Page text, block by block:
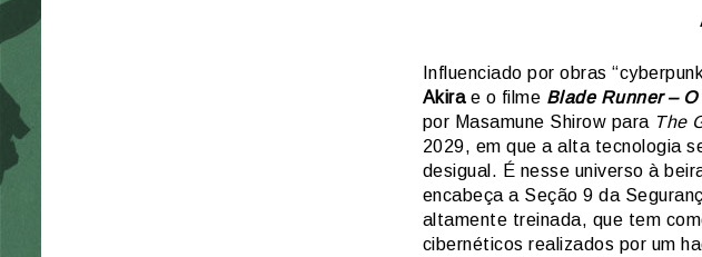
Influenciado por obras
Akirae o filme Blade Runner –
por Masamune Shirow para The
2029, em que a alta tecnologia
desigual. É nesse universo à
encabeça a Seção 9 da
altamente treinada, que tem
cibernéticos realizados por um